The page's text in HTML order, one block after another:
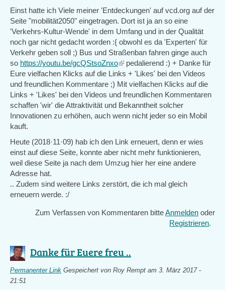
Einst hatte ich Viele meiner 'Entdeckungen' auf vcd.org auf der
Seite "mobilität2050" eingetragen. Dort ist ja an so eine
'Verkehrs-Kultur-Wende' in dem Umfang und in der Qualität
noch gar nicht gedacht worden :{ obwohl es da 'Experten' für
Verkehr geben soll ;) Bus und Straßenban fahren ginge auch
so https://youtu.be/gcQStsoZnxo(link
is
external)
pedalierend :) + Danke für
Eure vielfachen Klicks auf die Links + 'Likes' bei den Videos
und freundlichen Kommentare ;) Mit vielfachen Klicks auf die
Links + 'Likes' bei den Videos und freundlichen Kommentaren
schaffen 'wir' die Attraktivität und Bekanntheit solcher
Innovationen zu erhöhen, auch wenn nicht jeder so ein Mobil
kauft.
Heute (2018·11·09) hab ich den Link erneuert, denn er wies
einst auf diese Seite, konnte aber nicht mehr funktionieren,
weil diese Seite ja nach dem Umzug hier her eine andere
Adresse hat.
.. Zudem sind weitere Links zerstört, die ich mal gleich
erneuern werde. :/
Zum Verfassen von Kommentaren bitteAnmelden oder
Registrieren.
Danke für Euere freu ..
Permanenter Link Gespeichert von Roy Rempt am 3. März 2017 -
21:51